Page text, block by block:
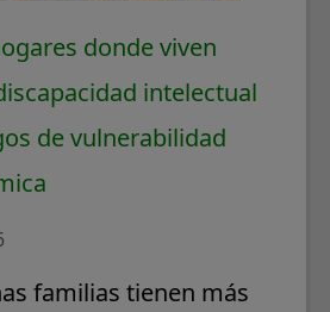
donde viven
intelectual
de vulnerabilidad
familias tienen más